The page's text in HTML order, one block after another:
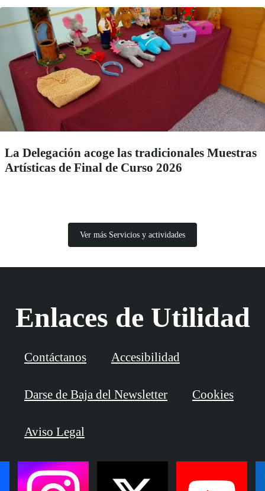
La Delegación acoge las tradicionales Muestras
Artísticas de Final de Curso 2026
Ver más Servicios y actividades
Enlaces de Utilidad
Contáctanos Accesibilidad
Darse de Baja del Newsletter Cookies
Aviso Legal